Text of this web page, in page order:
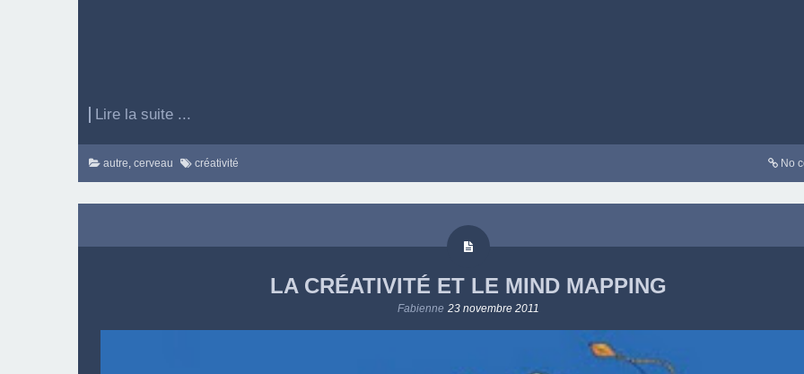
Lire la suite ...
autre, cerveau créativité No
LA CRÉATIVITÉ ET LE MIND MAPPING
Fabienne 23 novembre 2011